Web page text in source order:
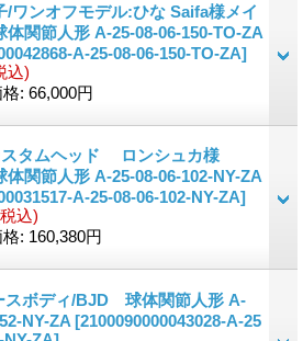
/ワンオフモデル:ひな Saifa様メイ
関節人形 A-25-08-06-150-TO-ZA
A-25-08-06-150-TO-ZA]
込)
: 66,000円
スタムヘッド ロンシュカ様
関節人形 A-25-08-06-102-NY-ZA
A-25-08-06-102-NY-ZA]
込)
: 160,380円
スボディ/BJD 球体関節人形 A-
NY-ZA [2100090000043028-A-25